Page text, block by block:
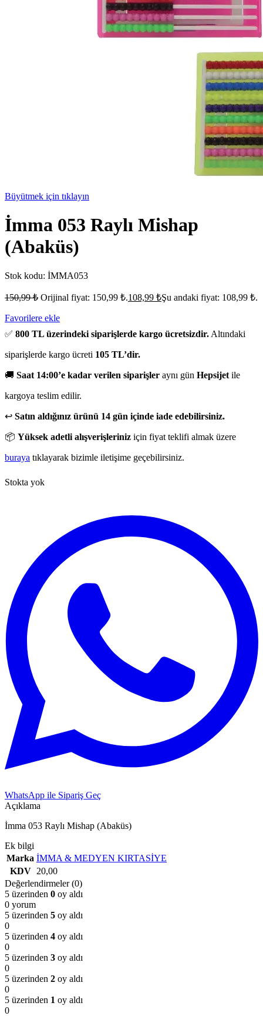
Büyütmek için tıklayın
İmma 053 Raylı Mishap
(Abaküs)
Stok kodu: İMMA053
150,99₺ Orijinal fiyat: 150,99 ₺.108,99 ₺Şu andaki fiyat: 108,99 ₺.
Favorilere ekle
✅ 800 TL üzerindeki siparişlerde kargo ücretsizdir. Altındaki
siparişlerde kargo ücreti 105 TL’dir.
🚚 Saat 14:00’e kadar verilen siparişler aynı gün Hepsijet ile
kargoya teslim edilir.
↩️ Satın aldığınız ürünü 14 gün içinde iade edebilirsiniz.
📦 Yüksek adetli alışverişleriniz için fiyat teklifi almak üzere
buraya tıklayarak bizimle iletişime geçebilirsiniz.
Stokta yok
WhatsApp ile Sipariş Geç
Açıklama
İmma 053 Raylı Mishap (Abaküs)
Ek bilgi
Marka İMMA & MEDYEN KIRTASİYE
KDV
20,00
Değerlendirmeler (0)
5 üzerinden 0 oy aldı
0 yorum
5 üzerinden 5 oy aldı
0
5 üzerinden 4 oy aldı
0
5 üzerinden 3 oy aldı
0
5 üzerinden 2 oy aldı
0
5 üzerinden 1 oy aldı
0